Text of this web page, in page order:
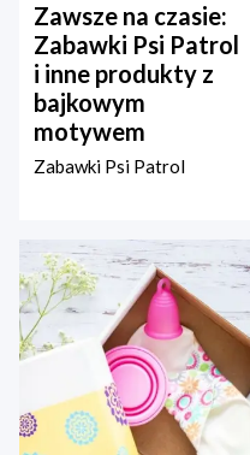
Zawsze na czasie:
Zabawki Psi Patrol
i inne produkty z
bajkowym
motywem
Zabawki Psi Patrol